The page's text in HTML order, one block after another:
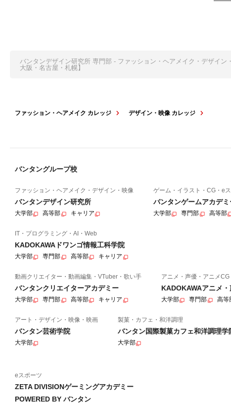
バンタンデザイン研究所 専門部 - ファッション・ヘアメイク・デザイン
大阪・名古屋・札幌】
ファッション・ヘアメイク カレッジ デザイン・映像 カレッジ
バンタングループ校
ファッション・ヘアメイク・デザイン・映像
バンタンデザイン研究所
大学部 高等部 キャリア
ゲーム・イラスト・CG・e
バンタンゲームアカデミ
大学部 専門部 高等部
IT・プログラミング・AI・Web
KADOKAWAドワンゴ情報工科学院
大学部 専門部 高等部 キャリア
動画クリエイター・動画編集・VTuber・歌い手
バンタンクリエイターアカデミー
大学部 専門部 高等部 キャリア
アニメ・声優・アニメ
KADOKAWAアニメ
大学部 専門部 高等
アート・デザイン・映像・映画
バンタン芸術学院
大学部
製菓・カフェ・和洋調理
バンタン国際製菓カフェ和洋調理学
大学部
eスポーツ
ZETA DIVISIONゲーミングアカデミー
POWERED BY バンタン